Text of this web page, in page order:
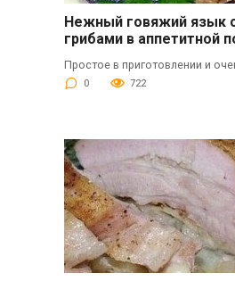
Нежный говяжий язык
грибами в аппетитной
Простое в приготовлении и
0 722